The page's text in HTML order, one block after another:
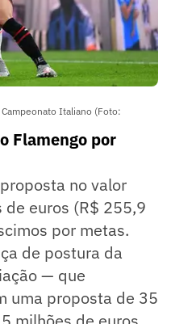
Italiano (Foto:
Flamengo por
no valor
euros (R$ 255,9
por metas.
de postura da
— que
uma proposta de 35